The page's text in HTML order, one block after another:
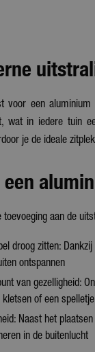
voor een
wat in iedere tuin
je de ideale
een
toevoeging aan de
droog zitten:
ontspannen
van gezelligheid:
of een
Naast het
in de buitenlucht